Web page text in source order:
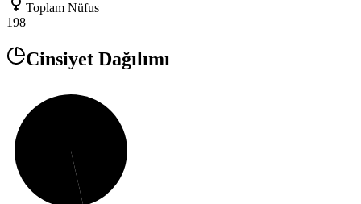
Toplam Nüfus
198
Cinsiyet Dağılımı